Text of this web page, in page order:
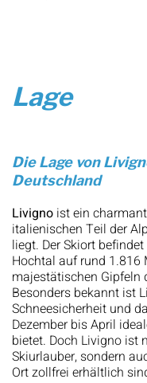
Lage
Die Lage von
Deutschland
Livigno ist ein
italienischen Teil der
liegt. Der Skiort
Hochtal auf rund 1.816
majestätischen Gipfeln
Besonders bekannt ist
Schneesicherheit und
Dezember bis April
bietet. Doch Livigno ist
Skiurlauber, sondern
Ort zollfrei erhältlich